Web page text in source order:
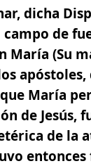
dicha
campo de
María (Su
apóstoles,
María
de Jesús,
de la